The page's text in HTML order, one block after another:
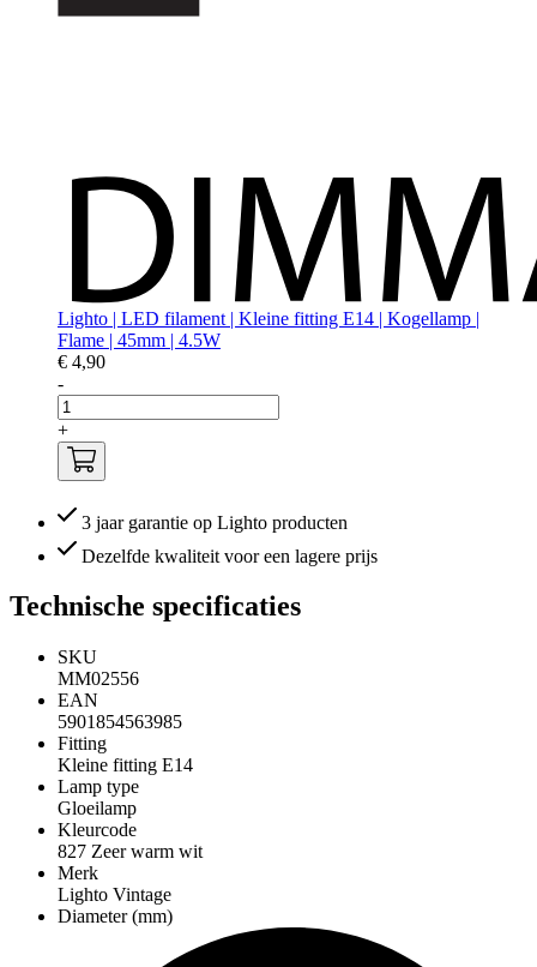
Lighto | LED filament | Kleine fitting E14 | Kogellamp |
Flame | 45mm | 4.5W
€ 4,90
-
+
3 jaar garantie op Lighto producten
Dezelfde kwaliteit voor een lagere prijs
Technische specificaties
SKU
MM02556
EAN
5901854563985
Fitting
Kleine fitting E14
Lamp type
Gloeilamp
Kleurcode
827 Zeer warm wit
Merk
Lighto Vintage
Diameter (mm)